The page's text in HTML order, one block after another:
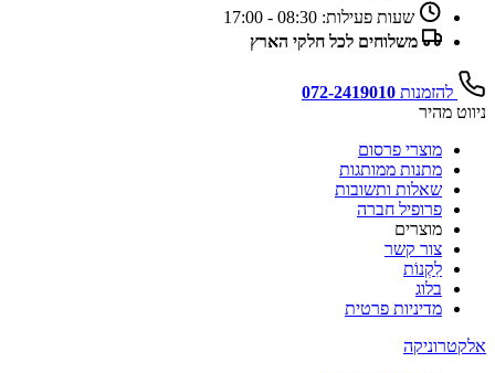
שעות פעילות: 08:30 - 17:00
משלוחים לכל חלקי הארץ
להזמנות 072-2419010
ניווט מהיר
מוצרי פרסום
מתנות ממותגות
שאלות ותשובות
פרופיל חברה
מוצרים
צור קשר
לִקְנוֹת
בלוג
מדיניות פרטית
אלקטרוניקה